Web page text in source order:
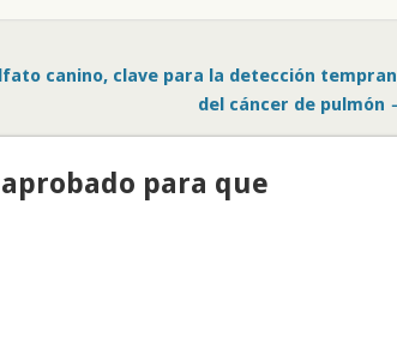
canino, clave para la detección
del cáncer de pulmón
para que